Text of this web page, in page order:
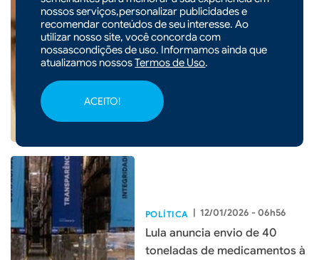
nossos serviços,personalizar publicidades e
recomendar conteúdos de seu interesse. Ao
utilizar nosso site, você concorda com
nossascondições de uso. Informamos ainda que
atualizamos nossosTermos de Uso.
ACEITO!
POLÍTICA | 14/01/2026 - 09h06
Pedido no STF mira Lulinha
com tornozeleira e retenção
de passaporte após suspeita
de fraude no INSS
POLÍTICA | 12/01/2026 - 06h56
Lula anuncia envio de 40
toneladas de medicamentos à